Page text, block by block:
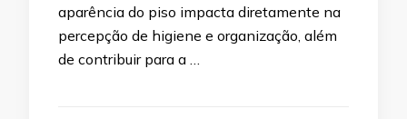
aparência do piso impacta diretamente na
percepção de higiene e organização, além
de contribuir para a …